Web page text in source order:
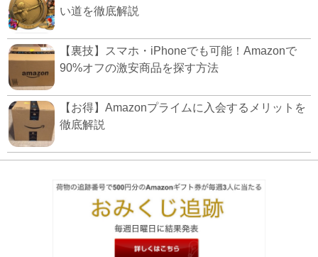
い道を徹底解説
【裏技】スマホ・iPhoneでも可能！Amazonで
90%オフの激安商品を探す方法
【お得】Amazonプライムに入会するメリットを
徹底解説